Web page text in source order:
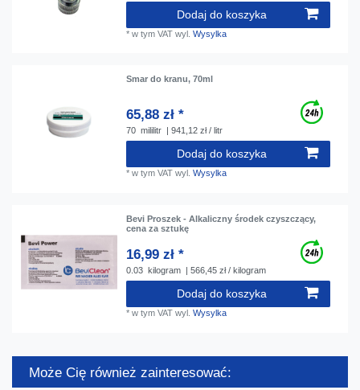
Dodaj do koszyka
*w tym VAT wyl.Wysylka
Smar do kranu, 70ml
65,88 zł *
70 mililitr | 941,12 zł / litr
Dodaj do koszyka
*w tym VAT wyl.Wysylka
Bevi Proszek - Alkaliczny środek czyszczący,
сena za sztukę
16,99 zł *
0.03 kilogram | 566,45 zł / kilogram
Dodaj do koszyka
*w tym VAT wyl.Wysylka
Może Cię również zainteresować: